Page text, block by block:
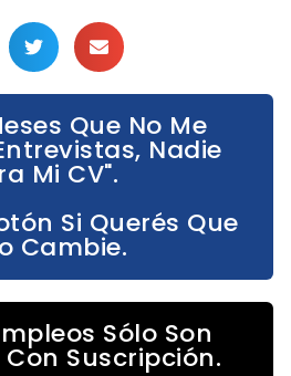
Que No Me
Nadie
Mi CV".
Si Querés Que
Cambie.
Sólo Son
Suscripción.